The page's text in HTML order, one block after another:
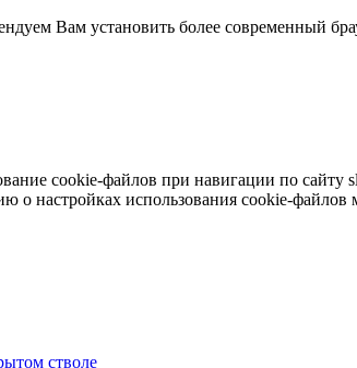
Вам установить более современный
cookie-файлов при навигации по сайту
настройках использования cookie-файлов
стволе